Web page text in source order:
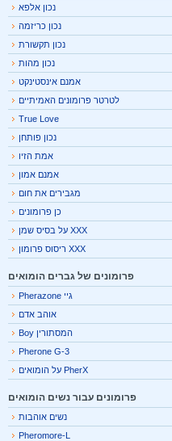
נכון אלפא
נכון כריזמה
נכון תקשורת
נכון מהות
אמנם אינסטינקט
לטרטר פרומונים האמיתיים
True Love
נכון פותחן
אמת הזיו
אמנם אמון
מגבירים את חום
כן פרומונים
XXX על בסיס שמן
XXX ריסוס פרומון
פרומונים של גברים הומואים
גיי Pherazone
אוהב אדם
המסתורין Boy
Pherone G-3
PherX על הומואים
פרומונים עבור נשים הומואים
נשים אוהבות
Pheromore-L